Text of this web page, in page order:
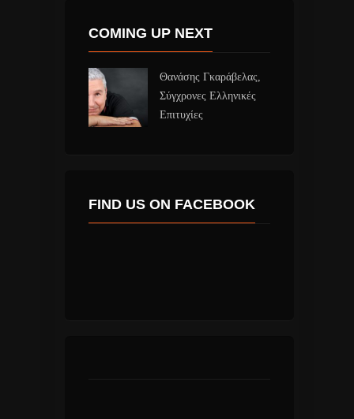
COMING UP NEXT
Θανάσης Γκαράβελας,
Σύγχρονες Ελληνικές
Επιτυχίες
FIND US ON FACEBOOK